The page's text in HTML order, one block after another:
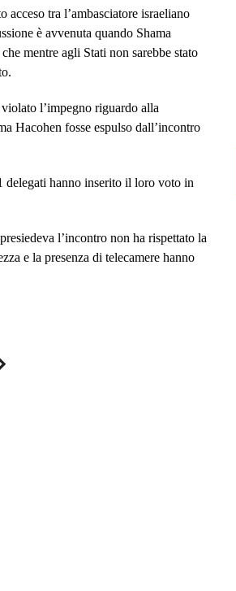
tra l’ambasciatore israeliano
è avvenuta quando Shama
mentre agli Stati non sarebbe stato
l’impegno riguardo alla
Hacohen fosse espulso dall’incontro
delegati hanno inserito il loro voto in
l’incontro non ha rispettato la
e la presenza di telecamere hanno